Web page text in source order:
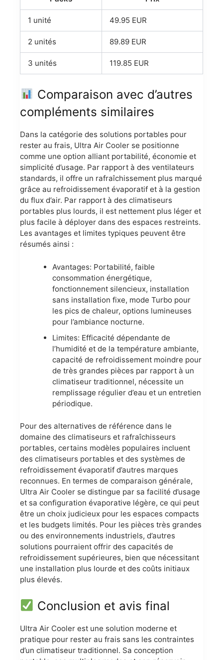
1 unité 49.95 EUR
2 unités 89.89 EUR
3 unités 119.85 EUR
Comparaison avec d’autres
compléments similaires
Dans la catégorie des solutions portables pour
rester au frais, Ultra Air Cooler se positionne
comme une option alliant portabilité, économie et
simplicité d’usage. Par rapport à des ventilateurs
standards, il offre un rafraîchissement plus marqué
grâce au refroidissement évaporatif et à la gestion
du flux d’air. Par rapport à des climatiseurs
portables plus lourds, il est nettement plus léger et
plus facile à déployer dans des espaces restreints.
Les avantages et limites typiques peuvent être
résumés ainsi :
Avantages: Portabilité, faible
consommation énergétique,
fonctionnement silencieux, installation
sans installation fixe, mode Turbo pour
les pics de chaleur, options lumineuses
pour l’ambiance nocturne.
Limites: Efficacité dépendante de
l’humidité et de la température ambiante,
capacité de refroidissement moindre pour
de très grandes pièces par rapport à un
climatiseur traditionnel, nécessite un
remplissage régulier d’eau et un entretien
périodique.
Pour des alternatives de référence dans le
domaine des climatiseurs et rafraîchisseurs
portables, certains modèles populaires incluent
des climatiseurs portables et des systèmes de
refroidissement évaporatif d’autres marques
reconnues. En termes de comparaison générale,
Ultra Air Cooler se distingue par sa facilité d’usage
et sa configuration évaporative légère, ce qui peut
être un choix judicieux pour les espaces compacts
et les budgets limités. Pour les pièces très grandes
ou des environnements industriels, d’autres
solutions pourraient offrir des capacités de
refroidissement supérieures, bien que nécessitant
une installation plus lourde et des coûts initiaux
plus élevés.
Conclusion et avis final
Ultra Air Cooler est une solution moderne et
pratique pour rester au frais sans les contraintes
d’un climatiseur traditionnel. Sa conception